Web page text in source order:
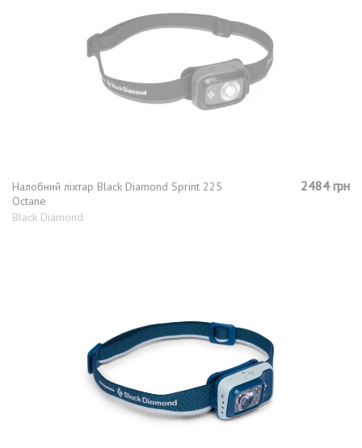
Налобний ліхтар Black Diamond Sprint 225
Octane
Black Diamond
2484 грн